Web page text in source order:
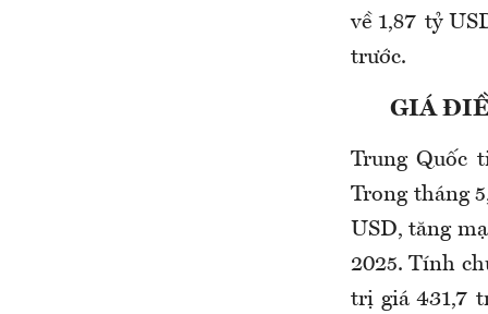
về 1,87 tỷ
trước.
GIÁ
Trung Quốc
Trong tháng
USD, tăng
2025. Tính
trị giá 431,7